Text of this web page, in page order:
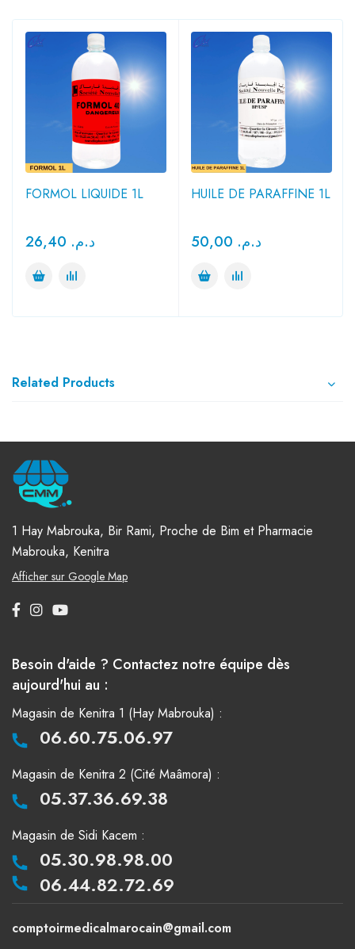
FORMOL LIQUIDE 1L
د.م.
HUILE DE PARAFFINE 1L
د.م.
Related Products
1 Hay Mabrouka, Bir Rami, Proche de Bim et Pharmacie
Mabrouka, Kenitra
Afficher sur Google Map
Besoin d'aide ? Contactez notre équipe dès
aujourd'hui au :
Magasin de Kenitra 1 (Hay Mabrouka) :
06.60.75.06.97
Magasin de Kenitra 2 (Cité Maâmora) :
05.37.36.69.38
Magasin de Sidi Kacem :
05.30.98.98.00
06.44.82.72.69
comptoirmedicalmarocain@gmail.com